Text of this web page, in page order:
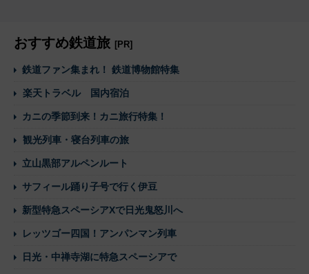
おすすめ鉄道旅 [PR]
鉄道ファン集まれ！ 鉄道博物館特集
楽天トラベル 国内宿泊
カニの季節到来！カニ旅行特集！
観光列車・寝台列車の旅
立山黒部アルペンルート
サフィール踊り子号で行く伊豆
新型特急スペーシアXで日光鬼怒川へ
レッツゴー四国！アンパンマン列車
日光・中禅寺湖に特急スペーシアで